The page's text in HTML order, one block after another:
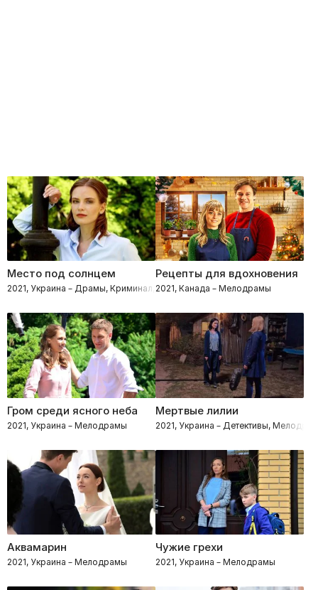
Место под солнцем
2021, Украина – Драмы, Криминал, Мелодрамы
Рецепты для вдохновения
2021, Канада – Мелодрамы
Гром среди ясного неба
2021, Украина – Мелодрамы
Мертвые лилии
2021, Украина – Детективы,
Аквамарин
2021, Украина – Мелодрамы
Чужие грехи
2021, Украина – Мелодрамы